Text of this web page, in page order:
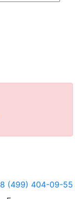
8 (499) 404-09-55